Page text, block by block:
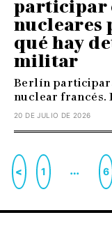
participar
nucleares
qué hay
militar
Berlín
nuclear francés.
20 DE JULIO DE 2026
< 1 … 6